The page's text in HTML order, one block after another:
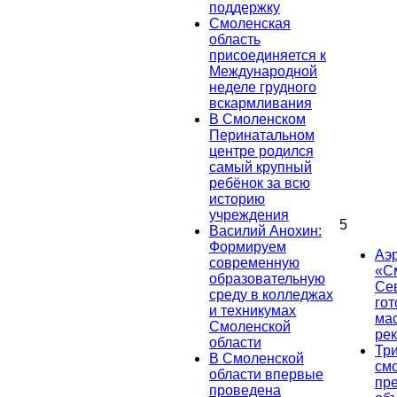
поддержку
Смоленская
область
присоединяется к
Международной
неделе грудного
вскармливания
В Смоленском
Перинатальном
центре родился
самый крупный
ребёнок за всю
историю
учреждения
Василий Анохин:
Формируем
современную
образовательную
среду в колледжах
и техникумах
Смоленской
области
В Смоленской
области впервые
проведена
5